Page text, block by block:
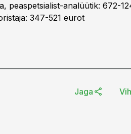
peaspetsialist-analüütik: 672-
347-521 eurot
Jaga